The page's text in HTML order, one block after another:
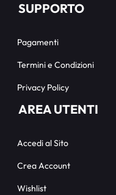
SUPPORTO
Pagamenti
Termini e Condizioni
Privacy Policy
AREA UTENTI
Accedi al Sito
Crea Account
Wishlist